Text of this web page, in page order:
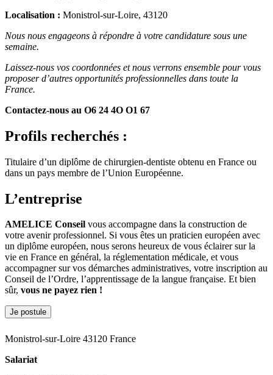
Localisation : Monistrol-sur-Loire, 43120
Nous nous engageons à répondre à votre candidature sous une
semaine.
Laissez-nous vos coordonnées et nous verrons ensemble pour vous
proposer d’autres opportunités professionnelles dans toute la
France.
Contactez-nous au O6 24 4O O1 67
Profils recherchés :
Titulaire d’un diplôme de chirurgien-dentiste obtenu en France ou
dans un pays membre de l’Union Européenne.
L’entreprise
AMELICE Conseil vous accompagne dans la construction de
votre avenir professionnel. Si vous êtes un praticien européen avec
un diplôme européen, nous serons heureux de vous éclairer sur la
vie en France en général, la réglementation médicale, et vous
accompagner sur vos démarches administratives, votre inscription au
Conseil de l’Ordre, l’apprentissage de la langue française. Et bien
sûr, vous ne payez rien !
Je postule
Monistrol-sur-Loire 43120 France
Salariat